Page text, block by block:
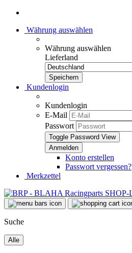
Währung auswählen
Währung auswählen
Lieferland
Kundenlogin
Kundenlogin
E-Mail
Passwort
Toggle Password View
Konto erstellen
Passwort vergessen?
Merkzettel
Suche
Alle